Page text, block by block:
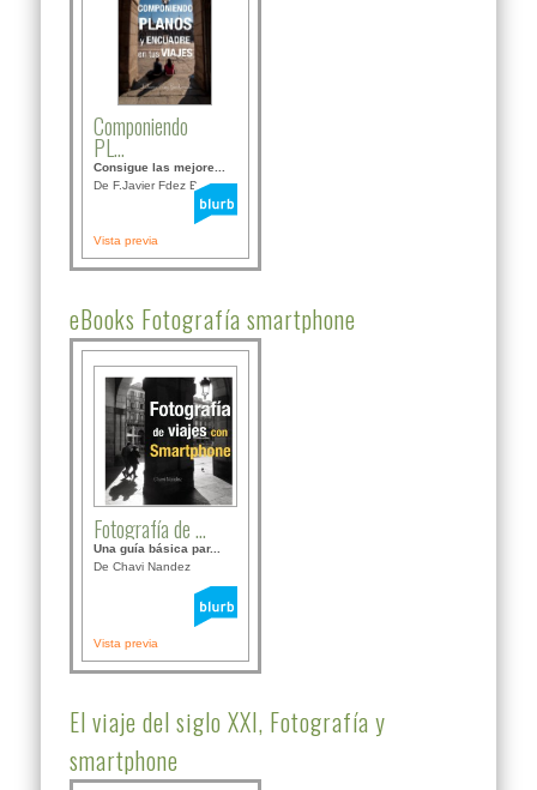
Componiendo
PL...
Consigue las mejore...
De F.Javier Fdez Bor...
Vista previa
eBooks Fotografía smartphone
Fotografía de ...
Una guía básica par...
De Chavi Nandez
Vista previa
El viaje del siglo XXI, Fotografía y
smartphone